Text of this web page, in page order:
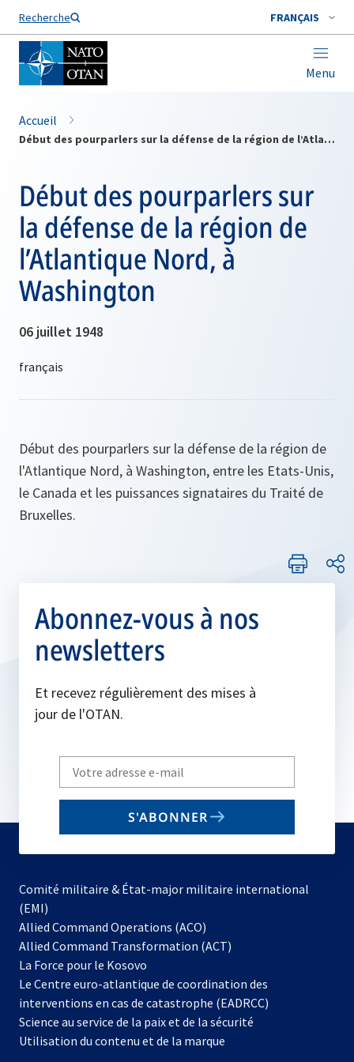
Recherche FRANÇAIS
Menu
Nom de famille*
Accueil
Début des pourparlers sur la défense de la région de l’Atlantique Nord, à Washington
Début des pourparlers sur
la défense de la région de
l’Atlantique Nord, à
Washington
06 juillet 1948
Début des pourparlers sur la défense de la région de
l'Atlantique Nord, à Washington, entre les Etats-Unis,
le Canada et les puissances signataires du Traité de
Bruxelles.
Abonnez-vous à nos
newsletters
Et recevez régulièrement des mises à
jour de l'OTAN.
Write
your
email
S'ABONNER
Comité militaire & État-major militaire international
(EMI)
Allied Command Operations (ACO)
dans
nouvel
onglet
Allied Command Transformation (ACT)
La Force pour le Kosovo
dans
un
nouvel
onglet
Le Centre euro-atlantique de coordination des
interventions en cas de catastrophe (EADRCC)
Science au service de la paix et de la sécurité
Utilisation du contenu et de la marque